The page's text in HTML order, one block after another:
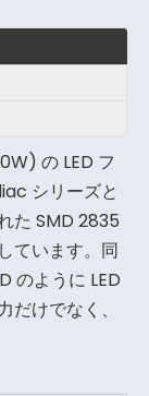
の LED フ
シリーズと
た SMD 2835
ています。同
のように LED
けでなく、